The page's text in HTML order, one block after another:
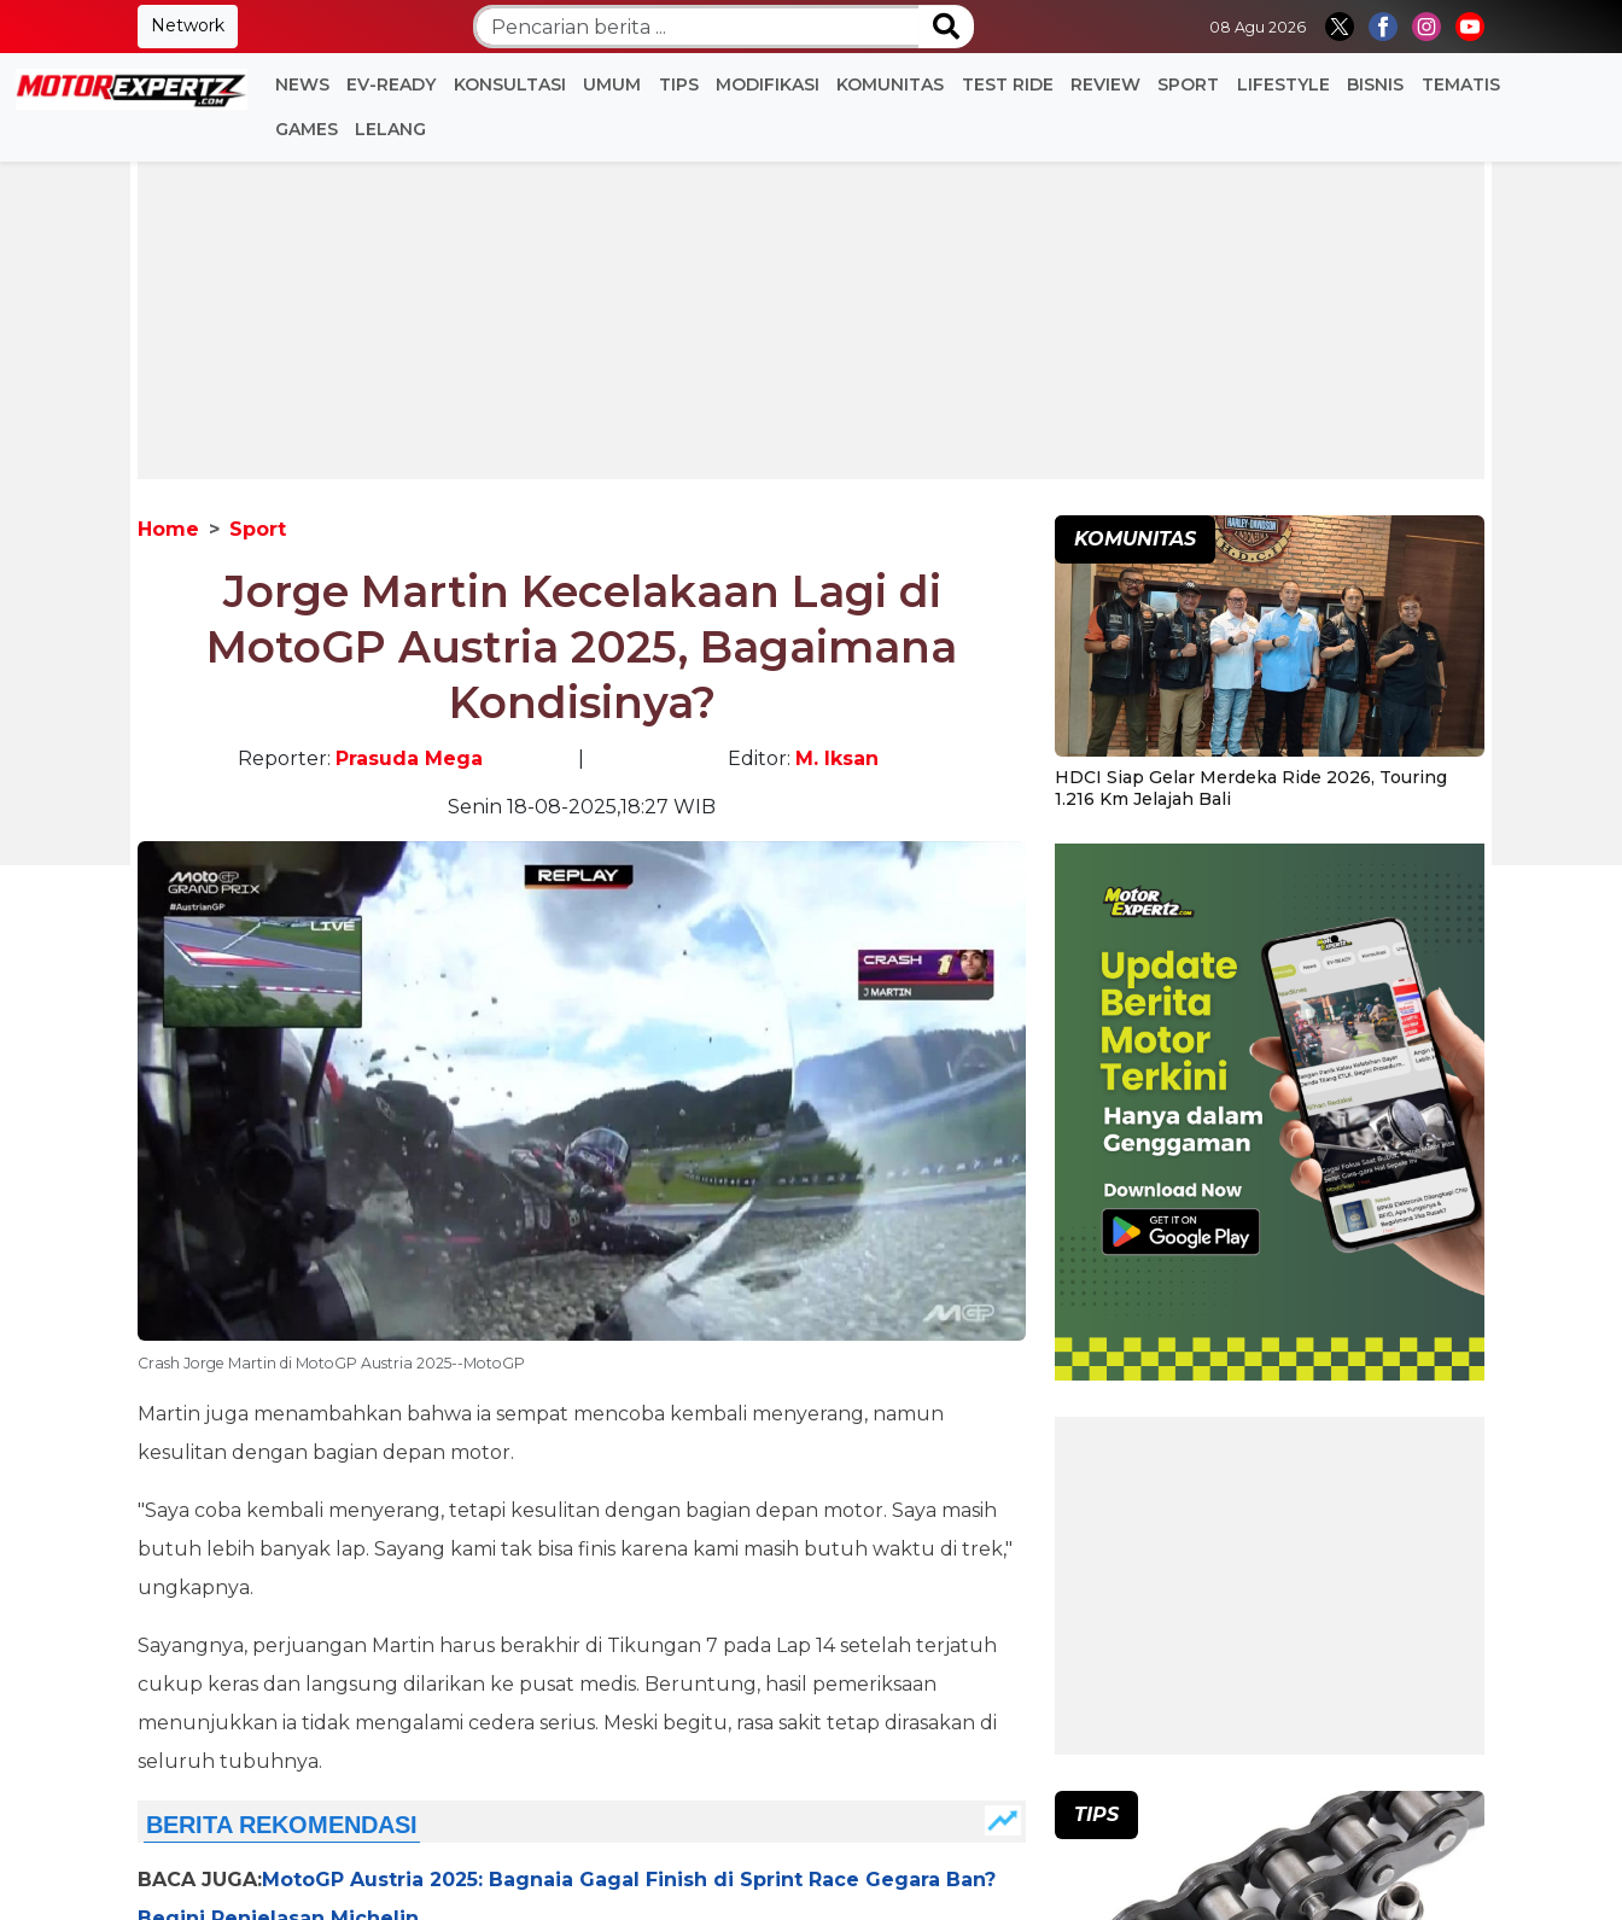
Network 08 Agu 2026
NEWS EV-READY KONSULTASI UMUM TIPS MODIFIKASI KOMUNITAS TEST RIDE REVIEW SPORT LIFESTYLE BISNIS TEMATIS
GAMES LELANG
Home Sport
Jorge Martin Kecelakaan Lagi di
MotoGP Austria 2025, Bagaimana
Kondisinya?
Reporter: Prasuda Mega Editor: M. Iksan
Senin 18-08-2025,18:27 WIB
Crash Jorge Martin di MotoGP Austria 2025--MotoGP
Martin juga menambahkan bahwa ia sempat mencoba kembali menyerang, namun
kesulitan dengan bagian depan motor.
"Saya coba kembali menyerang, tetapi kesulitan dengan bagian depan motor. Saya masih
butuh lebih banyak lap. Sayang kami tak bisa finis karena kami masih butuh waktu di trek,"
ungkapnya.
Sayangnya, perjuangan Martin harus berakhir di Tikungan 7 pada Lap 14 setelah terjatuh
cukup keras dan langsung dilarikan ke pusat medis. Beruntung, hasil pemeriksaan
menunjukkan ia tidak mengalami cedera serius. Meski begitu, rasa sakit tetap dirasakan di
seluruh tubuhnya.
BACA JUGA:MotoGP Austria 2025: Bagnaia Gagal Finish di Sprint Race Gegara Ban?
KOMUNITAS
HDCI Siap Gelar Merdeka Ride 2026, Touring
1.216 Km Jelajah Bali
TIPS